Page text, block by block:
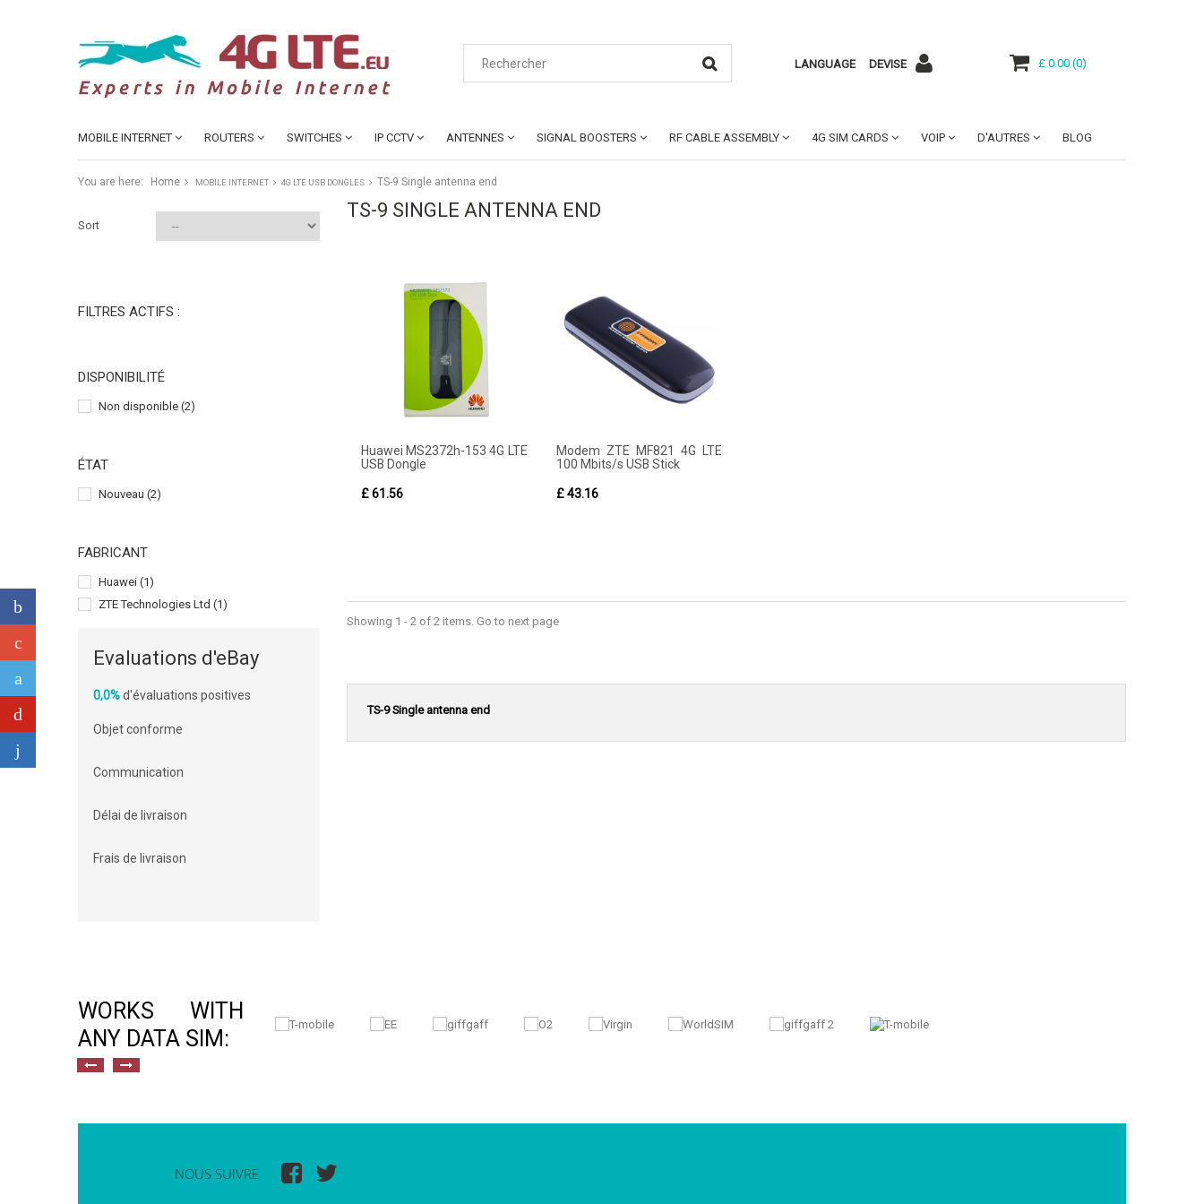
LANGUAGE DEVISE £ 0.00 (0)
MOBILE INTERNET ROUTERS SWITCHES IP CCTV ANTENNES SIGNAL BOOSTERS RF CABLE ASSEMBLY 4G SIM CARDS VOIP D'AUTRES BLOG
You are here: Home MOBILE INTERNET 4G LTE USB DONGLES TS-9 Single antenna end
Sort
FILTRES ACTIFS :
DISPONIBILITÉ
Non disponible (2)
ÉTAT
Nouveau (2)
FABRICANT
Huawei (1)
ZTE Technologies Ltd (1)
Evaluations d'eBay
0,0%d'évaluations positives
Objet conforme
Communication
Délai de livraison
Frais de livraison
TS-9 SINGLE ANTENNA END
Huawei MS2372h-153 4G LTE
USB Dongle
£ 61.56
Modem ZTE MF821 4G LTE
100 Mbits/s USB Stick
£ 43.16
Showing 1 - 2 of 2 items. Go to next page
TS-9 Single antenna end
WORKS WITH
ANY DATA SIM:
NOUS SUIVRE